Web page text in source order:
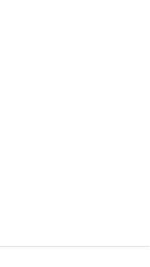
ARTIKKELI ONGELMASI?
jotta voimme kehittyä!